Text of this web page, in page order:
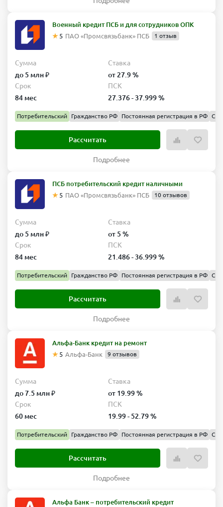
Военный кредит ПСБ и для сотрудников ОПК
5 ПАО «Промсвязьбанк» ПСБ 1 отзыв
Сумма
до 5 млн ₽
Ставка
от 27.9 %
Срок
84 мес
ПСК
27.376 - 37.999 %
Потребительский Гражданство РФ Постоянная регистрация в РФ
Рассчитать
Подробнее
ПСБ потребительский кредит наличными
5 ПАО «Промсвязьбанк» ПСБ 10 отзывов
Сумма
до 5 млн ₽
Ставка
от 5 %
Срок
84 мес
ПСК
21.486 - 36.999 %
Потребительский Гражданство РФ Постоянная регистрация в РФ
Рассчитать
Подробнее
Альфа-Банк кредит на ремонт
5 Альфа-Банк 9 отзывов
Сумма
до 7.5 млн ₽
Ставка
от 19.99 %
Срок
60 мес
ПСК
19.99 - 52.79 %
Потребительский Гражданство РФ Постоянная регистрация в РФ
Рассчитать
Подробнее
Альфа Банк – потребительский кредит